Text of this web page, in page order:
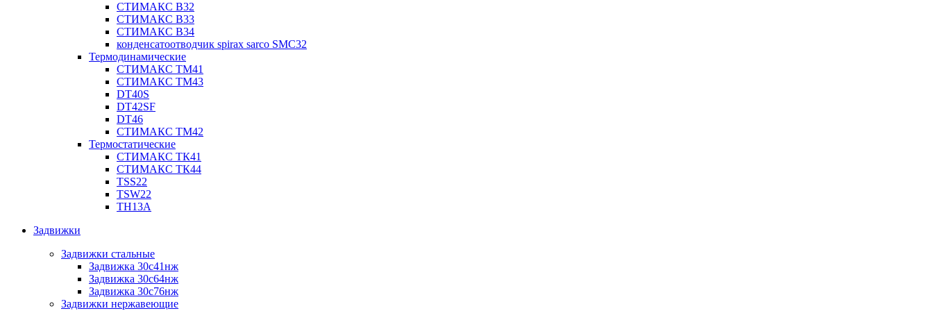
СТИМАКС В32
СТИМАКС В33
СТИМАКС B34
конденсатоотводчик spirax sarco SMC32
Термодинамические
СТИМАКС ТМ41
СТИМАКС ТМ43
DT40S
DT42SF
DT46
СТИМАКС ТМ42
Термостатические
СТИМАКС ТК41
СТИМАКС ТК44
TSS22
TSW22
TH13A
Задвижки
Задвижки стальные
Задвижка 30с41нж
Задвижка 30с64нж
Задвижка 30с76нж
Задвижки нержавеющие